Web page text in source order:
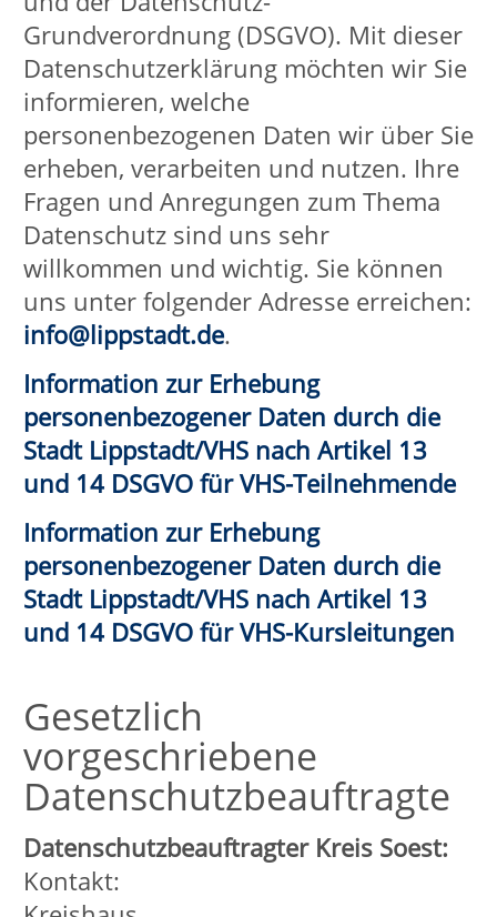
personenbezogener Daten durch die
Stadt Lippstadt/VHS nach Artikel 13
und 14 DSGVO für VHS-Kursleitungen
Gesetzlich
vorgeschriebene
Datenschutzbeauftragte
Datenschutzbeauftragter Kreis Soest:
Kontakt:
Kreishaus
Hoher Weg 1-3
59494 Soest
Telefon: 02921 30-2510 und 02921 30-
Telefax: 02921 30-2988
E-Mail:datenschutzbeauftragter@kreis-
soest.de
Homepage:https://www.kreis-soest.de
Landesbeauftragter für Datenschutz
und Informationsfreiheit Nordrhein-
Westfalen:
Kontakt:
Kavalleriestraße 2-4
40213 Düsseldorf
E-Mail:poststelle@ldi.nrw.de
http://www.ldi.nrw.de
Technische Aspekte
(Serverlogfiles und
Verschlüsselung)
Serverlogfiles